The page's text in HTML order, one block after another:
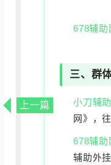
上一篇
678辅助
三、群
小刀辅
网》，
678辅助
辅助外